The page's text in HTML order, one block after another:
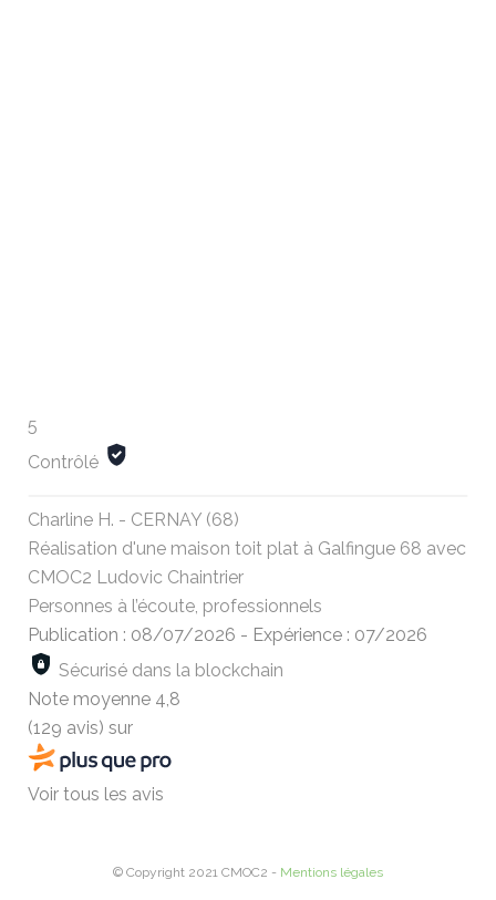
5
Contrôlé
Charline H. - CERNAY (68)
Réalisation d'une maison toit plat à Galfingue 68 avec
CMOC2 Ludovic Chaintrier
Personnes à l’écoute, professionnels
Publication : 08/07/2026 - Expérience : 07/2026
Sécurisé dans la blockchain
Note moyenne 4,8
(129 avis) sur
Voir tous les avis
© Copyright 2021 CMOC2 - Mentions légales